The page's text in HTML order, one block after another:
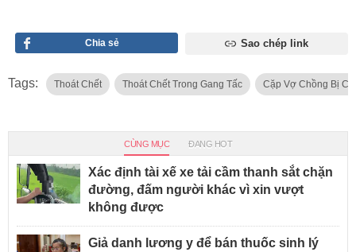
Chia sẻ Sao chép link
Tags: Thoát Chết Thoát Chết Trong Gang Tấc Cặp Vợ Chồng Bị
CÙNG MỤC ĐANG HOT
Xác định tài xế xe tải cầm thanh sắt chặn
đường, đấm người khác vì xin vượt
không được
Giả danh lương y để bán thuốc sinh lý